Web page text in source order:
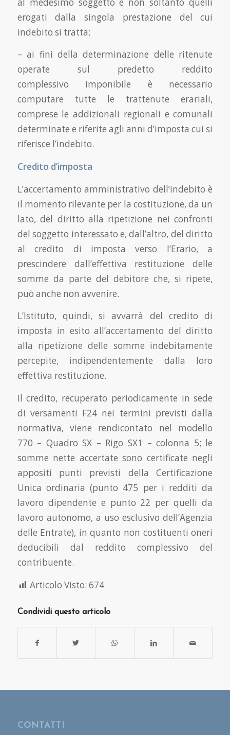
erogati dalla singola prestazione del cui
indebito si tratta;
– ai fini della determinazione delle ritenute
operate sul predetto reddito
complessivo imponibile è necessario
computare tutte le trattenute erariali,
comprese le addizionali regionali e comunali
determinate e riferite agli anni d’imposta cui si
riferisce l’indebito.
Credito d’imposta
L’accertamento amministrativo dell’indebito è
il momento rilevante per la costituzione, da un
lato, del diritto alla ripetizione nei confronti
del soggetto interessato e, dall’altro, del diritto
al credito di imposta verso l’Erario, a
prescindere dall’effettiva restituzione delle
somme da parte del debitore che, si ripete,
può anche non avvenire.
L’Istituto, quindi, si avvarrà del credito di
imposta in esito all’accertamento del diritto
alla ripetizione delle somme indebitamente
percepite, indipendentemente dalla loro
effettiva restituzione.
Il credito, recuperato periodicamente in sede
di versamenti F24 nei termini previsti dalla
normativa, viene rendicontato nel modello
770 – Quadro SX – Rigo SX1 – colonna 5; le
somme nette accertate sono certificate negli
appositi punti previsti della Certificazione
Unica ordinaria (punto 475 per i redditi da
lavoro dipendente e punto 22 per quelli da
lavoro autonomo, a uso esclusivo dell’Agenzia
delle Entrate), in quanto non costituenti oneri
deducibili dal reddito complessivo del
contribuente.
Articolo Visto: 674
Condividi questo articolo
CONTATTI